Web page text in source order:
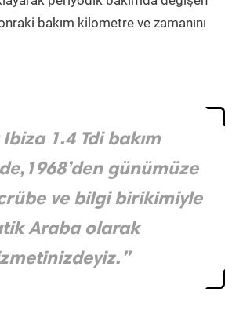
bakım kilometre ve zamanını
Ibiza 1.4 Tdi bakım
günümüze
ve bilgi birikimiyle
Araba olarak